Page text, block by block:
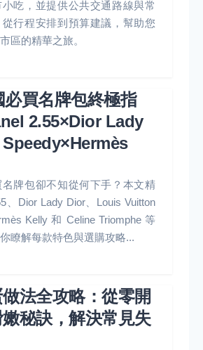
吃，並提供公共交通路線與常
從行程安排到預算建議，幫助您
區的精華之旅。
必買名牌包終極指
2.55×Dior Lady
牌包卻不知從何下手？本文精
、Dior Lady Dior、Louis Vuitton
Kelly 和 Celine Triomphe 等
瞭解每款特色與選購攻略...
做法全攻略：從零開
秘訣，解決常見失